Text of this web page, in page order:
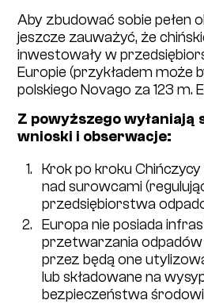
Aby zbudować sobie pełen
jeszcze zauważyć, że
inwestowały w
Europie (przykładem może
polskiego Novago za 123 m.
Z powyższego wyłaniają
wnioski i obserwacje:
Krok po kroku
nad surowcami
przedsiębiorstwa
Europa nie posiada
przetwarzania
przez będą one
lub składowane na
bezpieczeństwa